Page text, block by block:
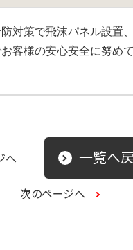
対策で飛沫パネル設置
客様の安心安全に努め
へ 一覧へ
次のページへ